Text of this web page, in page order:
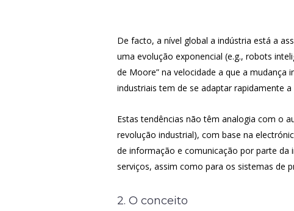
De facto, a nível global a indústria está a
uma evolução exponencial (e.g., robots
de Moore” na velocidade a que a
industriais tem de se adaptar rapidamente
Estas tendências não têm analogia com o
revolução industrial), com base na
de informação e comunicação por parte da
serviços, assim como para os sistemas de
2. O conceito